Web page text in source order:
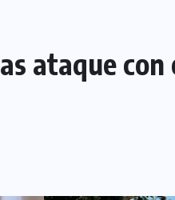
ataque con